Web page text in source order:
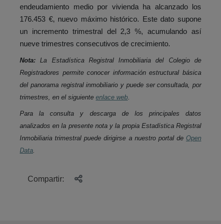
endeudamiento medio por vivienda ha alcanzado los
176.453 €, nuevo máximo histórico. Este dato supone
un incremento trimestral del 2,3 %, acumulando así
nueve trimestres consecutivos de crecimiento.
Nota:La Estadística Registral Inmobiliaria del Colegio de
Registradores permite conocer información estructural básica
del panorama registral inmobiliario y puede ser consultada, por
trimestres, en el siguiente enlace web
Para la consulta y descarga de los principales datos
analizados en la presente nota y la propia Estadística Registral
Inmobiliaria trimestral puede dirigirse a nuestro portal de Open
Data
Compartir: